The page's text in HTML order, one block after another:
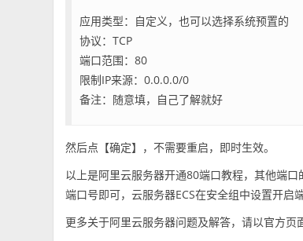
应用类型：自定义，也可以选择系统预置的
协议：TCP
端口范围：80
限制IP来源：0.0.0.0/0
备注：随意填，自己了解就好
然后点【确定】，不需要重启，即时生效。
以上是阿里云服务器开通80端口教程，其他端
端口号即可，云服务器ECS在安全组中设置开启
更多关于阿里云服务器问题及解答，请以官方页